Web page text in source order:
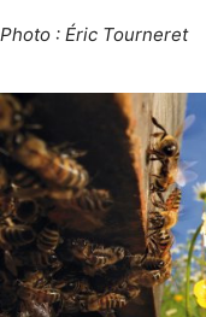
Photo : Éric Tourneret